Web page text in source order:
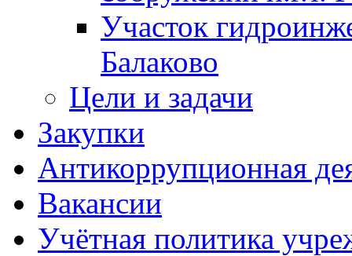
Участок
Балаково
Цели и задачи
Закупки
Антикоррупционная
Вакансии
Учётная политика